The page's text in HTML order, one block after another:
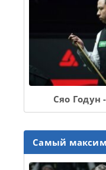
Сяо Годун
Самый